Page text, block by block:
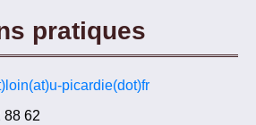
pratiques
picardie(dot)fr
88 62